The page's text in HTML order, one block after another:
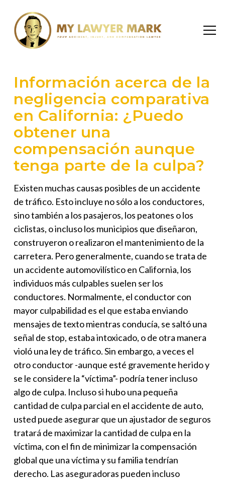
Información acerca de la
negligencia comparativa
en California: ¿Puedo
obtener una
compensación aunque
tenga parte de la culpa?
Existen muchas causas posibles de un accidente
de tráfico. Esto incluye no sólo a los conductores,
sino también a los pasajeros, los peatones o los
ciclistas, o incluso los municipios que diseñaron,
construyeron o realizaron el mantenimiento de la
carretera. Pero generalmente, cuando se trata de
un accidente automovilístico en California, los
individuos más culpables suelen ser los
conductores. Normalmente, el conductor con
mayor culpabilidad es el que estaba enviando
mensajes de texto mientras conducía, se saltó una
señal de stop, estaba intoxicado, o de otra manera
violó una ley de tráfico. Sin embargo, a veces el
otro conductor -aunque esté gravemente herido y
se le considere la “víctima”- podría tener incluso
algo de culpa. Incluso si hubo una pequeña
cantidad de culpa parcial en el accidente de auto,
usted puede asegurar que un ajustador de seguros
tratará de maximizar la cantidad de culpa en la
víctima, con el fin de minimizar la compensación
global que una víctima y su familia tendrían
derecho. Las aseguradoras pueden incluso